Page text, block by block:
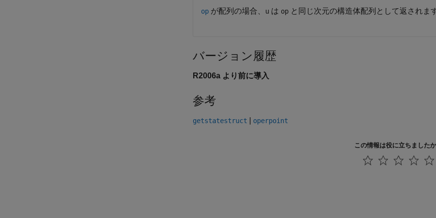
op が配列の場合、 u は op と同じ次元の構造体配列として返されます
バージョン履歴
R2006a より前に導入
参考
getstatestruct operpoint
この情報は役に立ちました